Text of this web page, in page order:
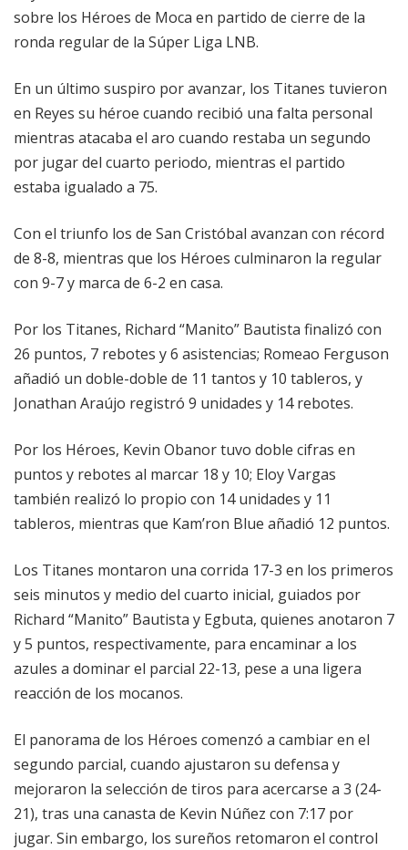
sobre los Héroes de Moca en partido de cierre de la
ronda regular de la Súper Liga LNB.
En un último suspiro por avanzar, los Titanes tuvieron
en Reyes su héroe cuando recibió una falta personal
mientras atacaba el aro cuando restaba un segundo
por jugar del cuarto periodo, mientras el partido
estaba igualado a 75.
Con el triunfo los de San Cristóbal avanzan con récord
de 8-8, mientras que los Héroes culminaron la regular
con 9-7 y marca de 6-2 en casa.
Por los Titanes, Richard “Manito” Bautista finalizó con
26 puntos, 7 rebotes y 6 asistencias; Romeao Ferguson
añadió un doble-doble de 11 tantos y 10 tableros, y
Jonathan Araújo registró 9 unidades y 14 rebotes.
Por los Héroes, Kevin Obanor tuvo doble cifras en
puntos y rebotes al marcar 18 y 10; Eloy Vargas
también realizó lo propio con 14 unidades y 11
tableros, mientras que Kam’ron Blue añadió 12 puntos.
Los Titanes montaron una corrida 17-3 en los primeros
seis minutos y medio del cuarto inicial, guiados por
Richard “Manito” Bautista y Egbuta, quienes anotaron 7
y 5 puntos, respectivamente, para encaminar a los
azules a dominar el parcial 22-13, pese a una ligera
reacción de los mocanos.
El panorama de los Héroes comenzó a cambiar en el
segundo parcial, cuando ajustaron su defensa y
mejoraron la selección de tiros para acercarse a 3 (24-
21), tras una canasta de Kevin Núñez con 7:17 por
jugar. Sin embargo, los sureños retomaron el control